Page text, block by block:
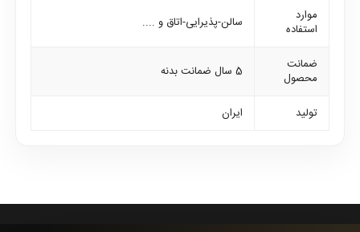
موارد
استفاده
سالن-پذیرایی-اتاق و ....
ضمانت
محصول
5 سال ضمانت بدنه
تولید ایران